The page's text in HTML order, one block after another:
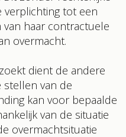
tot een
haar contractuele
overmacht.
dient de andere
stellen van de
kan voor bepaalde
van de situatie
overmachtsituatie